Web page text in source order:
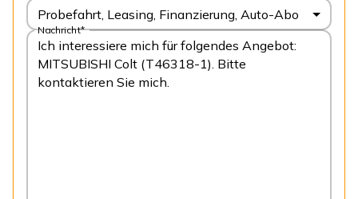
Probefahrt, Leasing, Finanzierung, Auto-Abo
Nachricht*